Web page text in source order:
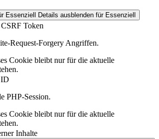
Essenziell Details ausblenden für Essenziell
Token
Request-Forgery Angriffen.
Cookie bleibt nur für die aktuelle
PHP-Session.
Cookie bleibt nur für die aktuelle
Inhalte